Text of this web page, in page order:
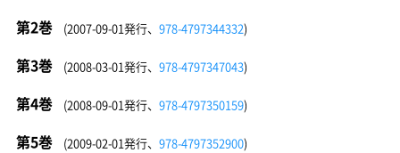
第2巻 (2007-09-01発行、 978-4797344332)
第3巻 (2008-03-01発行、 978-4797347043)
第4巻 (2008-09-01発行、 978-4797350159)
第5巻 (2009-02-01発行、 978-4797352900)